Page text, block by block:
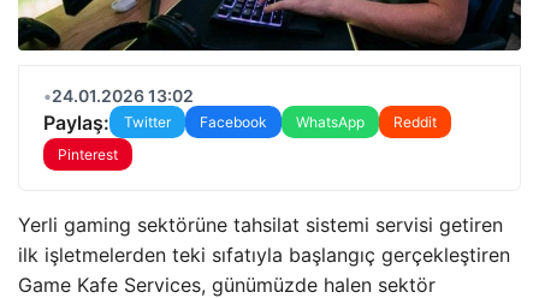
•24.01.2026 13:02
Paylaş: Twitter Facebook WhatsApp
Reddit
Pinterest
Yerli gaming sektörüne tahsilat sistemi servisi getiren
ilk işletmelerden teki sıfatıyla başlangıç gerçekleştiren
Game Kafe Services, günümüzde halen sektör